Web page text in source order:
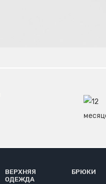
ВЕРХНЯЯ
ОДЕЖДА
БРЮКИ